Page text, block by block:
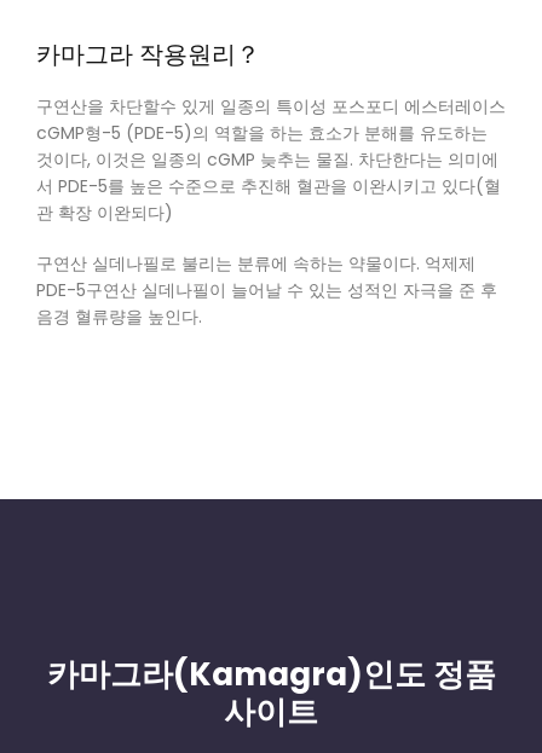
카마그라 작용원리？
구연산을 차단할수 있게 일종의 특이성 포스포디 에스터레이스
cGMP형-5 (PDE-5)의 역할을 하는 효소가 분해를 유도하는
것이다, 이것은 일종의 cGMP 늦추는 물질. 차단한다는 의미에
서 PDE-5를 높은 수준으로 추진해 혈관을 이완시키고 있다(혈
관 확장 이완되다)
구연산 실데나필로 불리는 분류에 속하는 약물이다. 억제제
PDE-5구연산 실데나필이 늘어날 수 있는 성적인 자극을 준 후
음경 혈류량을 높인다.
카마그라(Kamagra)인도 정품
사이트